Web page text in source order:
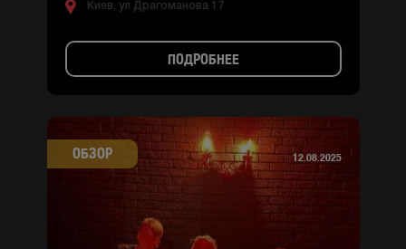
Киев, ул Драгоманова 17
ПОДРОБНЕЕ
ОБЗОР 12.08.2025